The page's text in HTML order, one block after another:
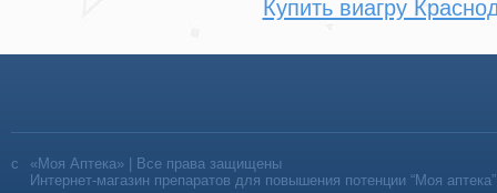
Купить виагру
«Моя Аптека» | Все права защищены
Интернет-магазин препаратов для повышения потенции “Моя